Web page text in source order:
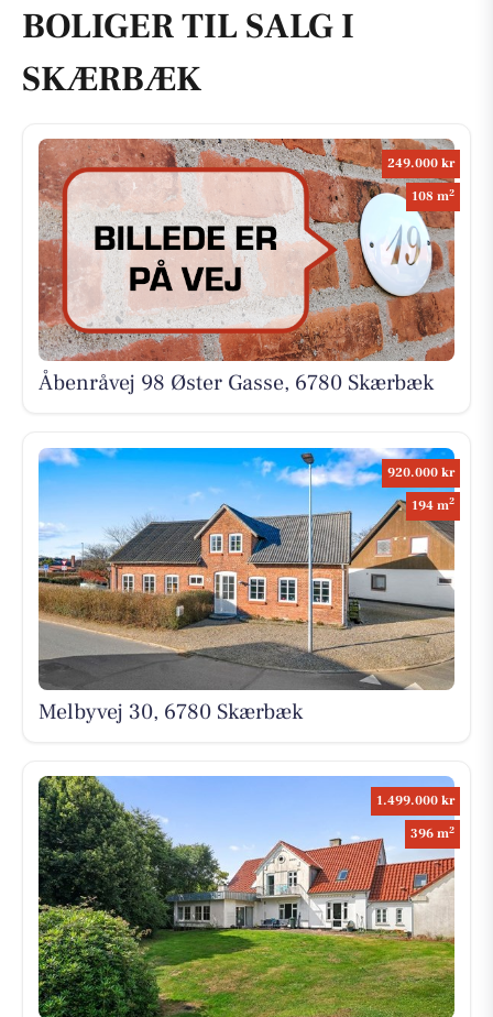
BOLIGER TIL SALG I
SKÆRBÆK
249.000 kr
108 m2
Åbenråvej 98 Øster Gasse, 6780 Skærbæk
920.000 kr
194 m2
Melbyvej 30, 6780 Skærbæk
1.499.000 kr
396 m2